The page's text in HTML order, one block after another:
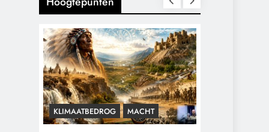
KLIMAATBEDROG MACHT